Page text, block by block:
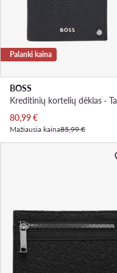
Palanki kaina
BOSS
Dabartinė kaina
80,99€
Mažiausia kaina85,99 €